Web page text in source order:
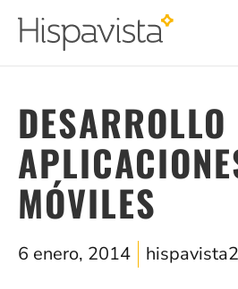
DESARROLLO
MÓVILES
6 enero, 2014